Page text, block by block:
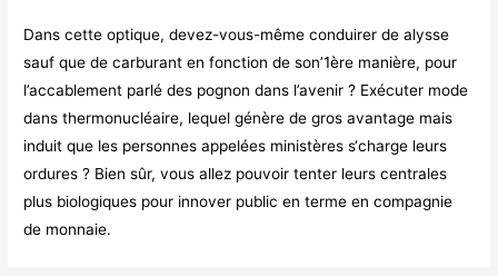
Dans cette optique, devez-vous-même conduirer de alysse
sauf que de carburant en fonction de son’1ère manière, pour
l’accablement parlé des pognon dans l’avenir ? Exécuter mode
dans thermonucléaire, lequel génère de gros avantage mais
induit que les personnes appelées ministères s‘charge leurs
ordures ? Bien sûr, vous allez pouvoir tenter leurs centrales
plus biologiques pour innover public en terme en compagnie
de monnaie.